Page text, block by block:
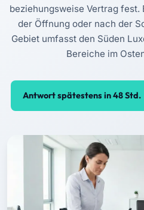
beziehungsweise Vertrag fest.
der Öffnung oder nach der
Gebiet umfasst den Süden
Bereiche im
Antwort spätestens in 48 Std.